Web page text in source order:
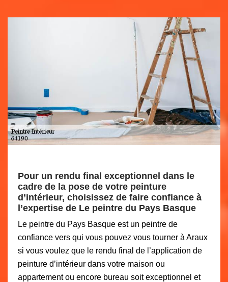
Pour un rendu final exceptionnel dans le
cadre de la pose de votre peinture
d’intérieur, choisissez de faire confiance à
l’expertise de Le peintre du Pays Basque
Le peintre du Pays Basque est un peintre de
confiance vers qui vous pouvez vous tourner à Araux
si vous voulez que le rendu final de l’application de
peinture d’intérieur dans votre maison ou
appartement ou encore bureau soit exceptionnel et